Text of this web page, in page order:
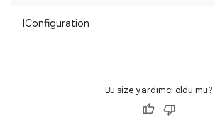
IConfiguration
Bu size yardımcı oldu mu?